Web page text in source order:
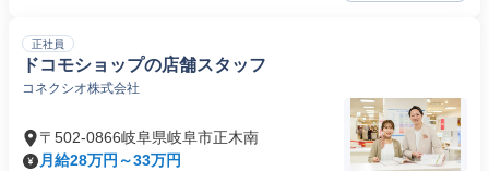
正社員
ドコモショップの店舗スタッフ
コネクシオ株式会社
〒502-0866岐阜県岐阜市正木南
月給28万円～33万円